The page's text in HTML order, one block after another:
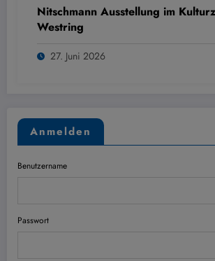
Nitschmann Ausstellung im
Westring
27. Juni 2026
Anmelden
Benutzername
Passwort